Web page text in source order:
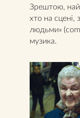
Зрештою,
хто на сцені,
людьми»
музика.